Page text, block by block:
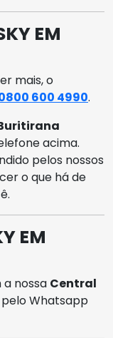
EM
mais, o
600 4990.
acima.
pelos nossos
o que há de
EM
nossa Central
pelo Whatsapp